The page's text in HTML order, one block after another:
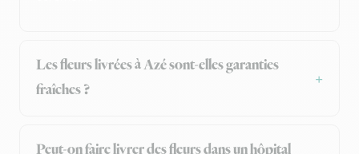
Les fleurs livrées à Azé sont-elles garanties
fraîches ?